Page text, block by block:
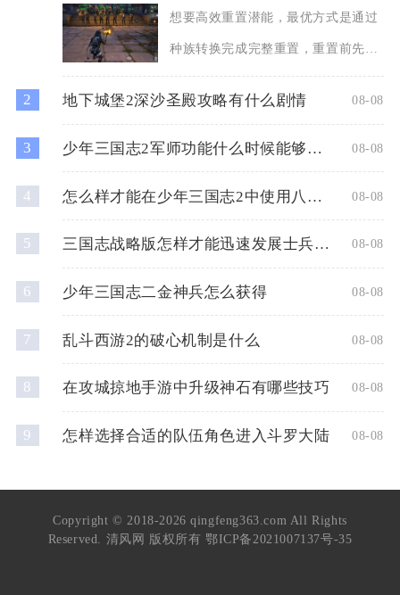
想要高效重置潜能，最优方式是通过
种族转换完成完整重置，重置前先规
划好职业适配加点路线，再利
2 地下城堡2深沙圣殿攻略有什么剧情 08-08
3 少年三国志2军师功能什么时候能够使用 08-08
4 怎么样才能在少年三国志2中使用八卦奇阵 08-08
5 三国志战略版怎样才能迅速发展士兵数量 08-08
6 少年三国志二金神兵怎么获得 08-08
7 乱斗西游2的破心机制是什么 08-08
8 在攻城掠地手游中升级神石有哪些技巧 08-08
9 怎样选择合适的队伍角色进入斗罗大陆 08-08
Copyright © 2018-2026 qingfeng363.com All Rights
Reserved. 清风网 版权所有 鄂ICP备2021007137号-35